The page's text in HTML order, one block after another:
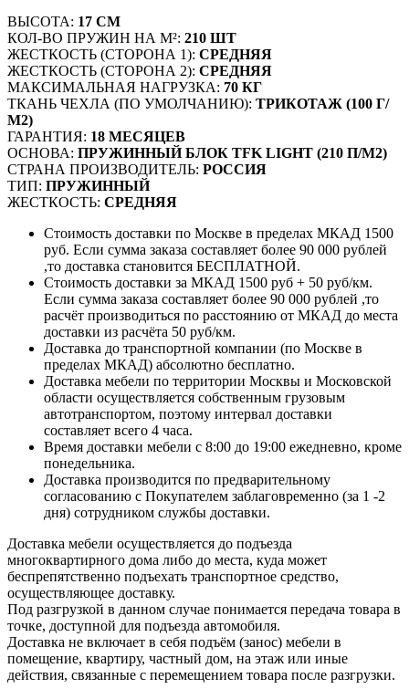
ВЫСОТА: 17 СМ
КОЛ-ВО ПРУЖИН НА М²: 210 ШТ
ЖЕСТКОСТЬ (СТОРОНА 1): СРЕДНЯЯ
ЖЕСТКОСТЬ (СТОРОНА 2): СРЕДНЯЯ
МАКСИМАЛЬНАЯ НАГРУЗКА: 70 КГ
ТКАНЬ ЧЕХЛА (ПО УМОЛЧАНИЮ): ТРИКОТАЖ (100 Г/
М2)
ГАРАНТИЯ: 18 МЕСЯЦЕВ
ОСНОВА: ПРУЖИННЫЙ БЛОК TFK LIGHT (210 П/М2)
СТРАНА ПРОИЗВОДИТЕЛЬ: РОССИЯ
ТИП: ПРУЖИННЫЙ
ЖЕСТКОСТЬ: СРЕДНЯЯ
Стоимость доставки по Москве в пределах МКАД 1500
руб. Если сумма заказа составляет более 90 000 рублей
,то доставка становится БЕСПЛАТНОЙ.
Стоимость доставки за МКАД 1500 руб + 50 руб/км.
Если сумма заказа составляет более 90 000 рублей ,то
расчёт производиться по расстоянию от МКАД до места
доставки из расчёта 50 руб/км.
Доставка до транспортной компании (по Москве в
пределах МКАД) абсолютно бесплатно.
Доставка мебели по территории Москвы и Московской
области осуществляется собственным грузовым
автотранспортом, поэтому интервал доставки
составляет всего 4 часа.
Время доставки мебели с 8:00 до 19:00 ежедневно, кроме
понедельника.
Доставка производится по предварительному
согласованию с Покупателем заблаговременно (за 1 -2
дня) сотрудником службы доставки.
Доставка мебели осуществляется до подъезда
многоквартирного дома либо до места, куда может
беспрепятственно подъехать транспортное средство,
осуществляющее доставку.
Под разгрузкой в данном случае понимается передача товара в
точке, доступной для подъезда автомобиля.
Доставка не включает в себя подъём (занос) мебели в
помещение, квартиру, частный дом, на этаж или иные
действия, связанные с перемещением товара после разгрузки.